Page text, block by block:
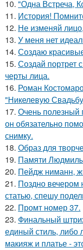
10. "Одна Встреча,
11. История!
12. Не изменяй
13. У меня нет
14. Создаю
15. Создай портрет
черты лица.
16. Роман
"Никелевую
17. Очень полезный
он обязательно
снимку.
18. Образ для
19. Памяти
20. Пейдж ниманн,
21. Поздно вечером
статью, спешу
22. Промт номер 37.
23. Финальный
единый стиль, либо
макияж и платье -